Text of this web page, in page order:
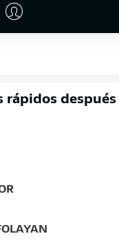
rápidos después